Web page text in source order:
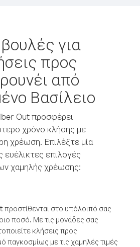
για
προς
από
Βασίλειο
Out προσφέρει
χρόνο κλήσης με
χρέωση. Επιλέξτε μία
ευέλικτες επιλογές
χαμηλής χρέωσης:
προστίθενται στο υπόλοιπό σας
ποσό. Με τις μονάδες σας
κλήσεις προς
παγκοσμίως με τις χαμηλές τιμές